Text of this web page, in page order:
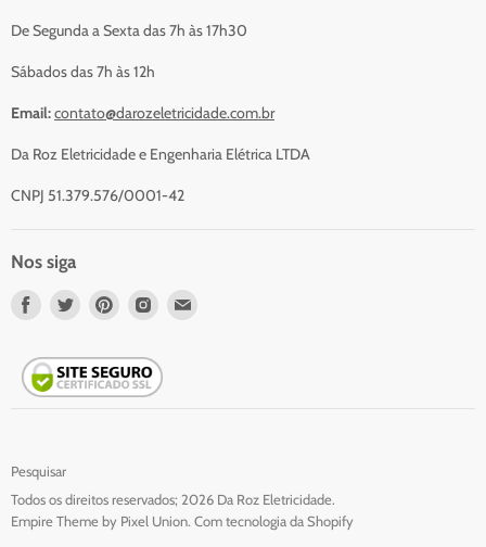
De Segunda a Sexta das 7h às 17h30
Sábados das 7h às 12h
Email:contato@darozeletricidade.com.br
Da Roz Eletricidade e Engenharia Elétrica LTDA
CNPJ 51.379.576/0001-42
Nos siga
Nos
em
Facebook
Nos
em
Twitter
Nos
em
Pinterest
Nos
Instagram
Pesquisar
Todos os direitos reservados; 2026 Da Roz Eletricidade.
Empire Theme by Pixel Union. Com tecnologia da Shopify